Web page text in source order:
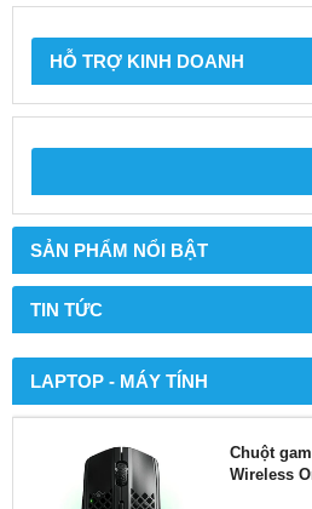
HỖ TRỢ KINH DOANH
SẢN PHẨM NỔI BẬT
TIN TỨC
LAPTOP - MÁY TÍNH
Chuột
Wireless